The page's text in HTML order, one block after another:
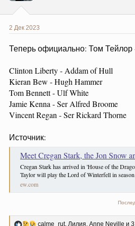
2 Дек 2023
Теперь официально: Том Тейлор
Clinton Liberty - Addam of Hull
Kieran Bew - Hugh Hammer
Tom Bennett - Ulf White
Jamie Kenna - Ser Alfred Broome
Vincent Regan - Ser Rickard Thorne
Источник:
Meet Cregan Stark, the Jon Snow
Cregan Stark has arrived in 'House of the
Taylor will play the Lord of Winterfell in
ew.com
Р
calme_rut, Лилия, Anne Neville и